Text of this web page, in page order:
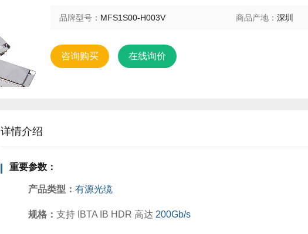
品牌型号： MFS1S00-H003V 商品产地： 深圳
咨询购买 在线询价
详情介绍
重要参数：
产品类型： 有源光缆
规格： 支持 IBTA IB HDR 高达 200Gb/s